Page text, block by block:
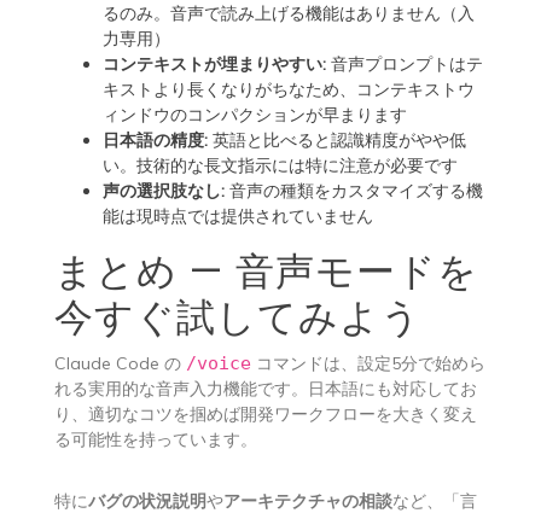
るのみ。音声で読み上げる機能はありません（入
力専用）
コンテキストが埋まりやすい:音声プロンプトはテ
キストより長くなりがちなため、コンテキストウ
ィンドウのコンパクションが早まります
日本語の精度:英語と比べると認識精度がやや低
い。技術的な長文指示には特に注意が必要です
声の選択肢なし:音声の種類をカスタマイズする機
能は現時点では提供されていません
まとめ — 音声モードを
今すぐ試してみよう
Claude Code の /voiceコマンドは、設定5分で始めら
れる実用的な音声入力機能です。日本語にも対応してお
り、適切なコツを掴めば開発ワークフローを大きく変え
る可能性を持っています。
特にバグの状況説明やアーキテクチャの相談など、「言